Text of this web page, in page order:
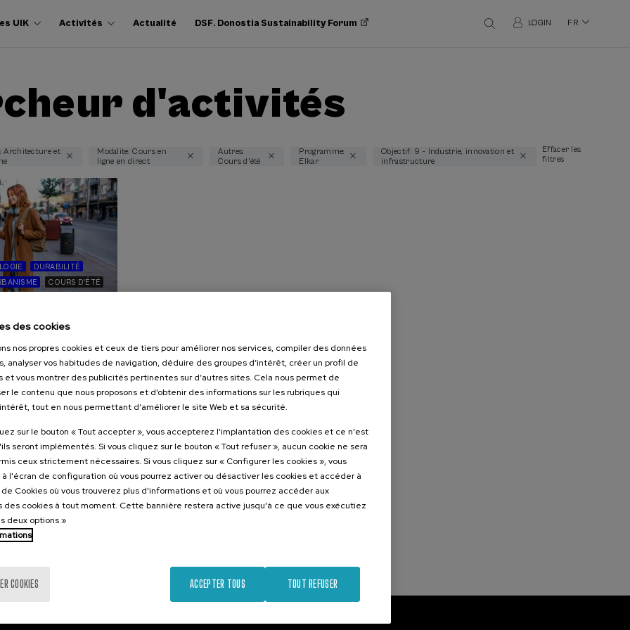
UIK Activités Actualité DSF. Donostia Sustainability Forum LOGIN FR
d'activités
Architecture et
Modalite: Cours en
ligne en direct
Autres:
Cours d'été
Programme:
Elkar
Objectif: 9 - Industrie, innovation et
infrastructure
Effacer les
filtres
DURABILITÉ
COURS D'ÉTÉ
Eredu
Espagnol
... DE 10 €
Dernières
places
Gratuit
Date
passée
Liste
d'attente
Période
d'inscription
des cookies
nos propres cookies et ceux de tiers pour améliorer nos services, compiler des données
analyser vos habitudes de navigation, déduire des groupes d’intérêt, créer un profil de
et vous montrer des publicités pertinentes sur d’autres sites. Cela nous permet de
le contenu que nous proposons et d’obtenir des informations sur les rubriques qui
tout en nous permettant d’améliorer le site Web et sa sécurité.
sur le bouton « Tout accepter », vous accepterez l'implantation des cookies et ce n'est
seront implémentés. Si vous cliquez sur le bouton « Tout refuser », aucun cookie ne sera
ceux strictement nécessaires. Si vous cliquez sur « Configurer les cookies », vous
l'écran de configuration où vous pourrez activer ou désactiver les cookies et accéder à
Cookies où vous trouverez plus d'informations et où vous pourrez accéder aux
des cookies à tout moment. Cette bannière restera active jusqu'à ce que vous exécutiez
deux options »
COOKIES TOUT REFUSER
ACCEPTER TOUS